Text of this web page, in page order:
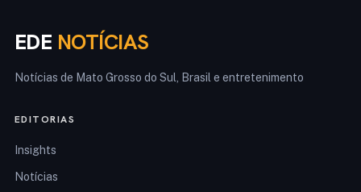
EDE NOTÍCIAS
Notícias de Mato Grosso do Sul, Brasil e entretenimento
EDITORIAS
Insights
Notícias